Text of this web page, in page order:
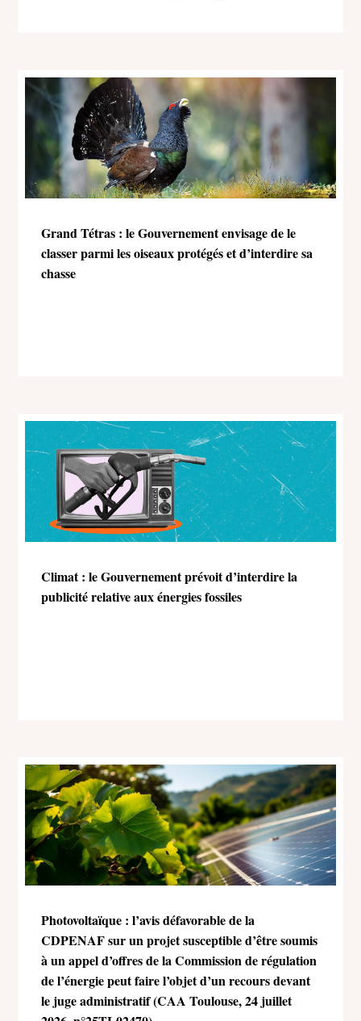
Grand Tétras : le Gouvernement envisage de le
classer parmi les oiseaux protégés et d’interdire sa
chasse
Climat : le Gouvernement prévoit d’interdire la
publicité relative aux énergies fossiles
Photovoltaïque : l’avis défavorable de la
CDPENAF sur un projet susceptible d’être soumis
à un appel d’offres de la Commission de régulation
de l’énergie peut faire l’objet d’un recours devant
le juge administratif (CAA Toulouse, 24 juillet